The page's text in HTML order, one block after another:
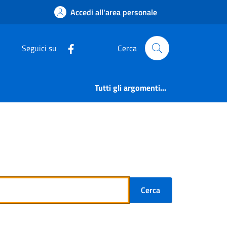
Accedi all'area personale
Seguici su Cerca
Tutti gli argomenti...
Cerca